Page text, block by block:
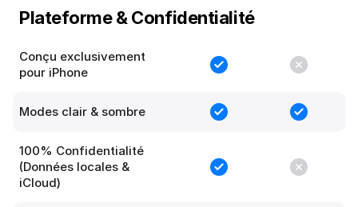
Plateforme & Confidentialité
Conçu exclusivement
pour iPhone
Modes clair & sombre
100% Confidentialité
(Données locales &
iCloud)